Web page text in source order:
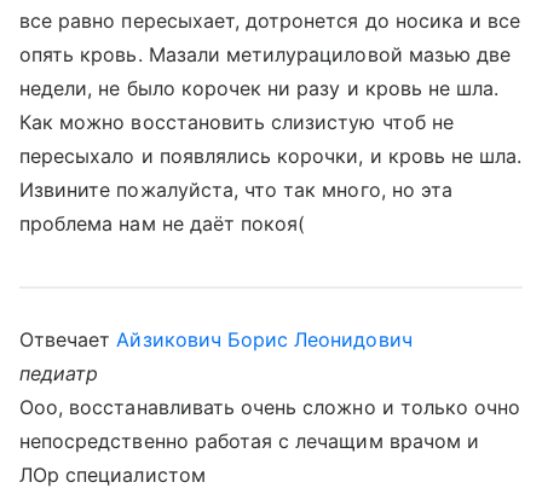
все равно пересыхает, дотронется до носика и все
опять кровь. Мазали метилурациловой мазью две
недели, не было корочек ни разу и кровь не шла.
Как можно восстановить слизистую чтоб не
пересыхало и появлялись корочки, и кровь не шла.
Извините пожалуйста, что так много, но эта
проблема нам не даёт покоя(
ОтвечаетАйзикович Борис Леонидович
педиатр
Ооо, восстанавливать очень сложно и только очно
непосредственно работая с лечащим врачом и
ЛОр специалистом